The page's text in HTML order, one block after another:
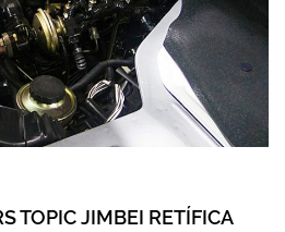
TOPIC JIMBEI RETÍFICA